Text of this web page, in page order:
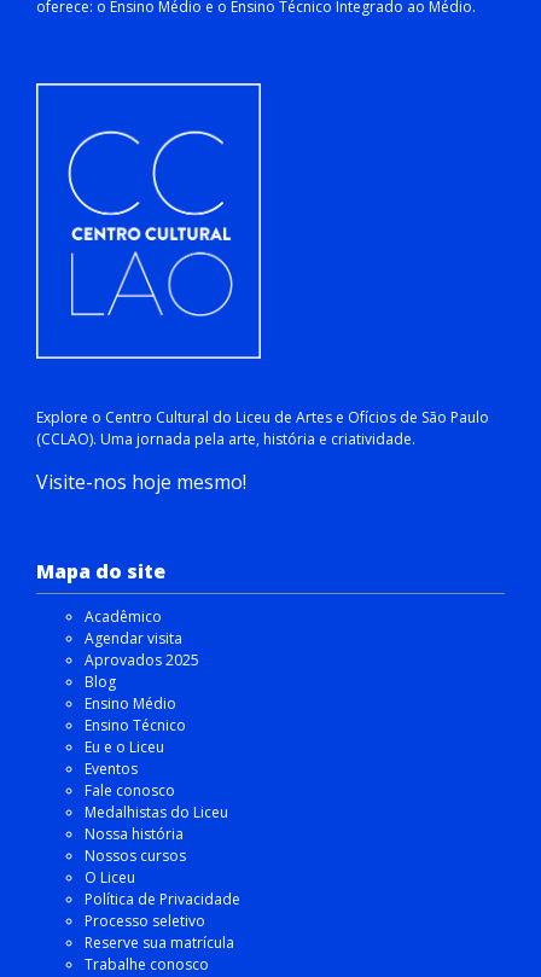
oferece: o Ensino Médio e o Ensino Técnico Integrado ao Médio.
Explore o Centro Cultural do Liceu de Artes e Ofícios de São Paulo
(CCLAO). Uma jornada pela arte, história e criatividade.
Visite-nos hoje mesmo!
Mapa do site
Acadêmico
Agendar visita
Aprovados 2025
Blog
Ensino Médio
Ensino Técnico
Eu e o Liceu
Eventos
Fale conosco
Medalhistas do Liceu
Nossa história
Nossos cursos
O Liceu
Política de Privacidade
Processo seletivo
Reserve sua matrícula
Trabalhe conosco